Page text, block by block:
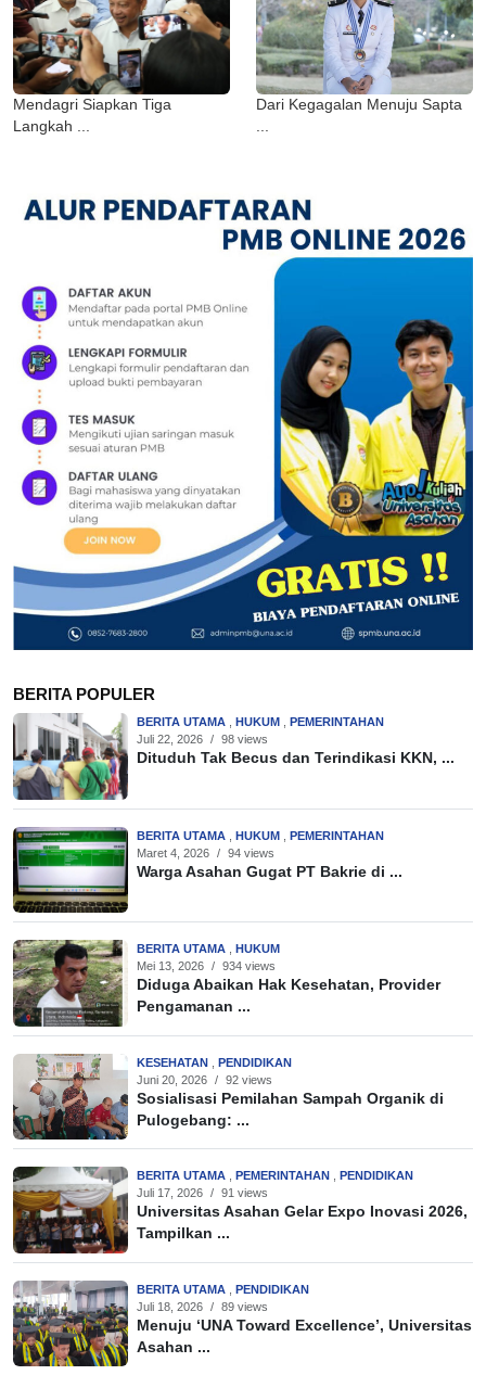
Mendagri Siapkan Tiga
Langkah ...
Dari Kegagalan Menuju Sapta
...
BERITA POPULER
BERITA UTAMA HUKUM
PEMERINTAHAN
Juli 22, 2026 / 98 views
Dituduh Tak Becus dan Terindikasi KKN, ...
BERITA UTAMA HUKUM
PEMERINTAHAN
Maret 4, 2026 / 94 views
Warga Asahan Gugat PT Bakrie di ...
BERITA UTAMA
HUKUM
Mei 13, 2026 / 934 views
Diduga Abaikan Hak Kesehatan, Provider
Pengamanan ...
KESEHATAN
PENDIDIKAN
Juni 20, 2026 / 92 views
Sosialisasi Pemilahan Sampah Organik di
Pulogebang: ...
BERITA UTAMA PEMERINTAHAN
PENDIDIKAN
Juli 17, 2026 / 91 views
Universitas Asahan Gelar Expo Inovasi 2026,
Tampilkan ...
BERITA UTAMA
PENDIDIKAN
Juli 18, 2026 / 89 views
Menuju ‘UNA Toward Excellence’, Universitas
Asahan ...